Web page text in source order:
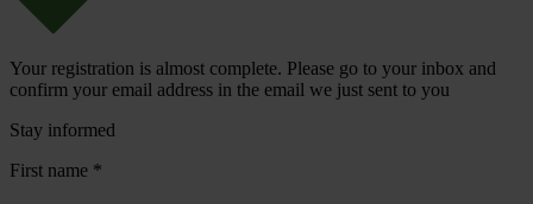
Your registration is almost complete. Please go to your inbox and
confirm your email address in the email we just sent to you
Stay informed
First name *